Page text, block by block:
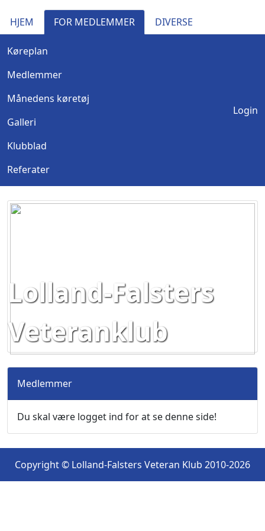
HJEM FOR MEDLEMMER DIVERSE
Køreplan
Medlemmer
Månedens køretøj
Galleri
Klubblad
Referater
Login
Lolland-Falsters
Veteranklub
Medlemmer
Du skal være logget ind for at se denne side!
Copyright © Lolland-Falsters Veteran Klub 2010-2026